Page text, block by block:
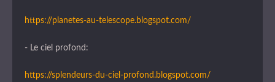
https://planetes-au-telescope.blogspot.com/
- Le ciel profond:
https://splendeurs-du-ciel-profond.blogspot.com/